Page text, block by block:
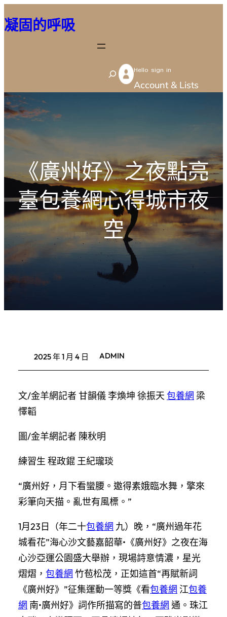
至
容
凝固的呼吸
S
e
Hello sign in
Account & Lists
​《廣州好》之夜點亮
臺包養網心得城市夜
空
2025 年 1 月 4 日 ADMIN
文/金羊網記者 甘韻儀 李煥坤 徐振天 包養網 梁
懌韜
圖/金羊網記者 陳秋明
練習生 程政錕 王紀瓏琰
“廣州好，月下看蠻腰。邀得素娥臨水舞，擎來
彩筆向天描。亂世有風標。”
1月23日（年二十包養網 九）晚，“廣州過年花
城看花”海心沙文藝嘉韶華•《廣州好》之夜在海
心沙亞運公園盛大舉辦，現場詩意情濃，星光
熠熠， 包養網 竹苞松茂，正如這首“再賦新詞
《廣州好》”征集運動一等獎《看包養網 江包養
網 南•廣州好》詞作所描寫的普包養網 通。珠江